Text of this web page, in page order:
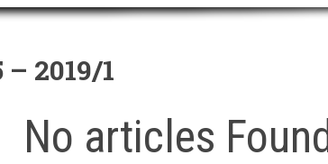
– 2019/1
No articles Found